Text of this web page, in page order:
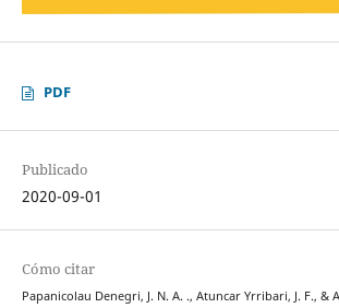
PDF
Publicado
2020-09-01
Cómo citar
Papanicolau Denegri, J. N. A. ., Atuncar Yrribari, J. F., &